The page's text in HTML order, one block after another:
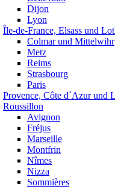
Dijon
Lyon
Île-de-France, Elsass und
Colmar und Mittelwihr
Metz
Reims
Strasbourg
Paris
Provence, Côte d´Azur und
Roussillon
Avignon
Fréjus
Marseille
Montfrin
Nîmes
Nizza
Sommières